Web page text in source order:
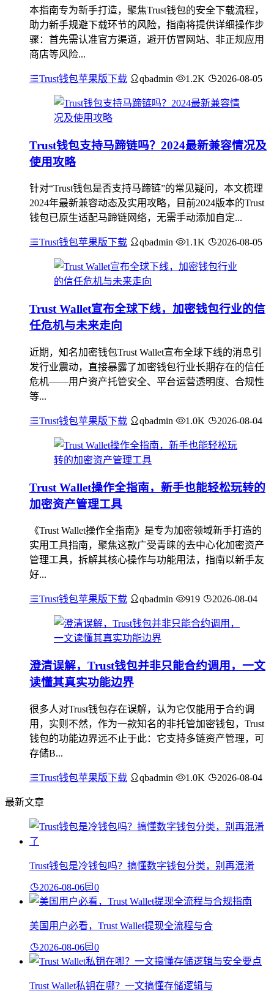
本指南专为新手打造，聚焦Trust钱包的安全下载流程，
助力新手规避下载环节的风险，指南将提供详细操作步
骤：首先需认准官方渠道，避开仿冒网站、非正规应用
商店等风险...
Trust钱包苹果版下载 qbadmin 1.2K 2026-08-05
Trust钱包支持马蹄链吗？2024最新兼容情况及
使用攻略
针对“Trust钱包是否支持马蹄链”的常见疑问，本文梳理
2024年最新兼容动态及实用攻略，目前2024版本的Trust
钱包已原生适配马蹄链网络，无需手动添加自定...
Trust钱包苹果版下载 qbadmin 1.1K 2026-08-05
Trust Wallet宣布全球下线，加密钱包行业的信
任危机与未来走向
近期，知名加密钱包Trust Wallet宣布全球下线的消息引
发行业震动，直接暴露了加密钱包行业长期存在的信任
危机——用户资产托管安全、平台运营透明度、合规性
等...
Trust钱包苹果版下载 qbadmin 1.0K 2026-08-04
Trust Wallet操作全指南，新手也能轻松玩转的
加密资产管理工具
《Trust Wallet操作全指南》是专为加密领域新手打造的
实用工具指南，聚焦这款广受青睐的去中心化加密资产
管理工具，拆解其核心操作与功能用法，指南以新手友
好...
Trust钱包苹果版下载 qbadmin 919 2026-08-04
澄清误解，Trust钱包并非只能合约调用，一文
读懂其真实功能边界
很多人对Trust钱包存在误解，认为它仅能用于合约调
用，实则不然，作为一款知名的非托管加密钱包，Trust
钱包的功能边界远不止于此：它支持多链资产管理，可
存储B...
Trust钱包苹果版下载 qbadmin 1.0K 2026-08-04
最新文章
Trust钱包是冷钱包吗？搞懂数字钱包分类，别再混淆
2026-08-06 0
美国用户必看，Trust Wallet提现全流程与合
2026-08-06 0
Trust Wallet私钥在哪？一文搞懂存储逻辑与